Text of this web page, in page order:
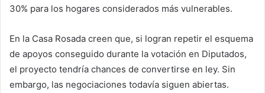
30% para los hogares considerados más vulnerables.
En la Casa Rosada creen que, si logran repetir el esquema
de apoyos conseguido durante la votación en Diputados,
el proyecto tendría chances de convertirse en ley. Sin
embargo, las negociaciones todavía siguen abiertas.